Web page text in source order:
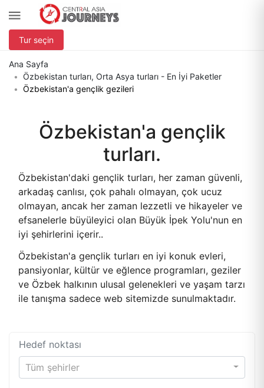
Tur seçin
Ana Sayfa
Özbekistan turları, Orta Asya turları - En İyi Paketler
Özbekistan'a gençlik gezileri
Özbekistan'a gençlik
turları.
Özbekistan'daki gençlik turları, her zaman güvenli,
arkadaş canlısı, çok pahalı olmayan, çok ucuz
olmayan, ancak her zaman lezzetli ve hikayeler ve
efsanelerle büyüleyici olan Büyük İpek Yolu'nun en
iyi şehirlerini içerir..
Özbekistan'a gençlik turları en iyi konuk evleri,
pansiyonlar, kültür ve eğlence programları, geziler
ve Özbek halkının ulusal gelenekleri ve yaşam tarzı
ile tanışma sadece web sitemizde sunulmaktadır.
Hedef noktası
Tüm şehirler